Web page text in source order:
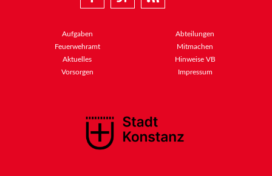
Aufgaben
Abteilungen
Feuerwehramt
Mitmachen
Aktuelles
Hinweise VB
Vorsorgen
Impressum